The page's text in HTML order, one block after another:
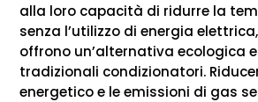
alla loro capacità di ridurre la
senza l’utilizzo di energia
offrono un’alternativa ecologica
tradizionali condizionatori.
energetico e le emissioni di gas